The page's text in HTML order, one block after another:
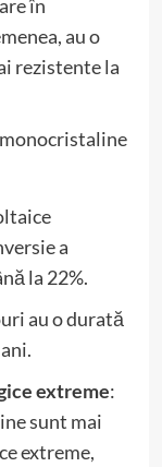
în
au o
rezistente la
a
la 22%.
au o durată
extreme:
sunt mai
extreme,